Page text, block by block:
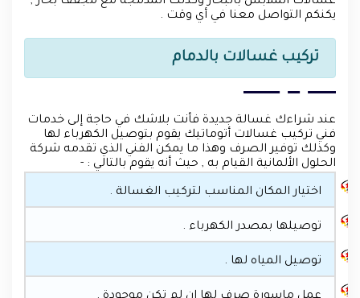
يكنكم التواصل معنا في أي وقت .
تركيب غسالات بالدمام
عند شراءك غسالة جديدة فأنت بلاشك في حاجة إلى خدمات
فني تركيب غسالات أتوماتيك يقوم بتوصيل الكهرباء لها
وكذلك توفير الصرف وهذا ما يمكن الفني الذي تقدمه شركة
الحلول الألمانية القيام به , حيث أنه يقوم بالتالي : -
اختيار المكان المناسب لتركيب الغسالة .
توصيلها بمصدر الكهرباء .
توصيل المياه لها .